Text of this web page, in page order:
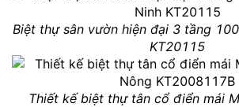
Biệt thự sân vườn hiện đại 3 tầng
KT20115
Thiết kế biệt thự tân cổ điển mái